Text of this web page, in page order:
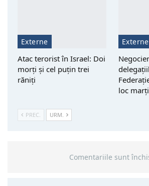
Externe
Atac terorist în Israel: Doi
morţi şi cel puțin trei
răniţi
Externe
loc marți
PREC. URM.
Comentariile sunt